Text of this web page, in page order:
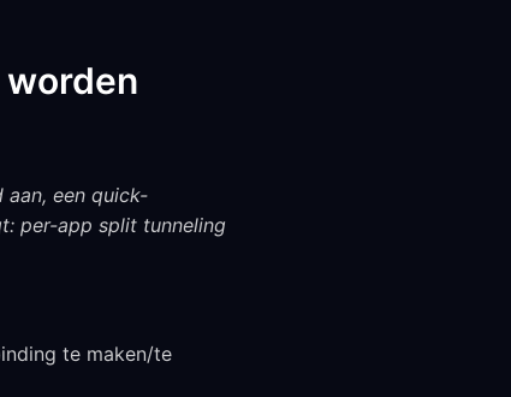
een quick-
per-app split tunneling
te maken/te